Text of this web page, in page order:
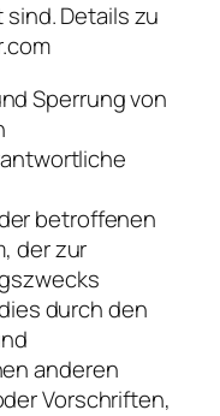
Details zu
Sperrung von
betroffenen
der zur
durch den
anderen
Vorschriften,